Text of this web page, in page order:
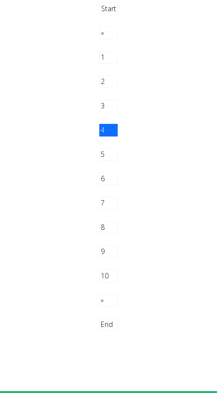
Start
«
1
2
3
4
5
6
7
8
9
10
»
End